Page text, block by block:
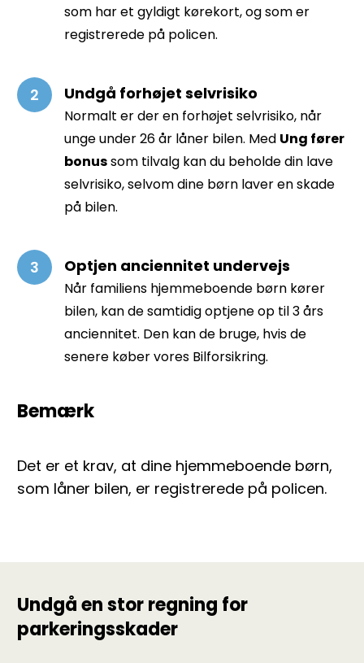
som har et gyldigt kørekort, og som er
registrerede på policen.
Undgå forhøjet selvrisiko
Normalt er der en forhøjet selvrisiko, når
unge under 26 år låner bilen. Med Ung fører
bonussom tilvalg kan du beholde din lave
selvrisiko, selvom dine børn laver en skade
på bilen.
Optjen anciennitet undervejs
Når familiens hjemmeboende børn kører
bilen, kan de samtidig optjene op til 3 års
anciennitet. Den kan de bruge, hvis de
senere køber vores Bilforsikring.
Bemærk
Det er et krav, at dine hjemmeboende børn,
som låner bilen, er registrerede på policen.
Undgå en stor regning for
parkeringsskader